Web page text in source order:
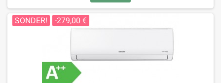
SONDER! -279,00 €